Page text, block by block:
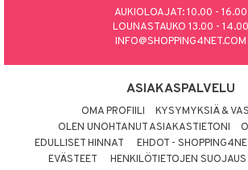
AUKIOLOAJAT: 10.00 - 16.00
LOUNASTAUKO 13.00 - 14.00
INFO@SHOPPING4NET.COM
ASIAKASPALVELU
OMA PROFIILI
KYSYMYKSIÄ &
OLEN UNOHTANUT ASIAKASTIETONI
EDULLISET HINNAT
EHDOT -
EVÄSTEET
HENKILÖTIETOJEN SUOJAUS